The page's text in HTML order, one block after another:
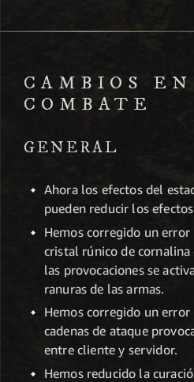
CAMBIOS
COMBATE
GENERAL
Ahora los efectos del
pueden reducir los
Hemos corregido un
cristal rúnico de
las provocaciones se
ranuras de las armas.
Hemos corregido un
cadenas de ataque
entre cliente y servidor.
Hemos reducido la